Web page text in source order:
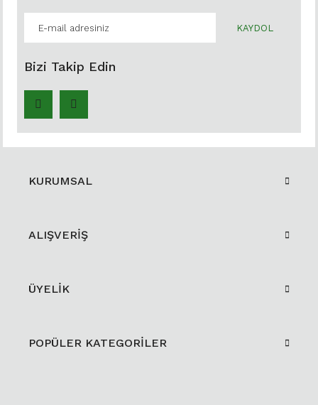
KAYDOL
Bizi Takip Edin
KURUMSAL
ALIŞVERİŞ
ÜYELİK
POPÜLER KATEGORİLER